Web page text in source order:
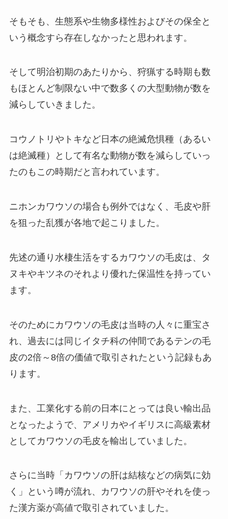
そもそも、生態系や生物多様性およびその保全と
いう概念すら存在しなかったと思われます。
そして明治初期のあたりから、狩猟する時期も数
もほとんど制限ない中で数多くの大型動物が数を
減らしていきました。
コウノトリやトキなど日本の絶滅危惧種（あるい
は絶滅種）として有名な動物が数を減らしていっ
たのもこの時期だと言われています。
ニホンカワウソの場合も例外ではなく、毛皮や肝
を狙った乱獲が各地で起こりました。
先述の通り水棲生活をするカワウソの毛皮は、タ
ヌキやキツネのそれより優れた保温性を持ってい
ます。
そのためにカワウソの毛皮は当時の人々に重宝さ
れ、過去には同じイタチ科の仲間であるテンの毛
皮の2倍～8倍の価値で取引されたという記録もあ
ります。
また、工業化する前の日本にとっては良い輸出品
となったようで、アメリカやイギリスに高級素材
としてカワウソの毛皮を輸出していました。
さらに当時「カワウソの肝は結核などの病気に効
く」という噂が流れ、カワウソの肝やそれを使っ
た漢方薬が高値で取引されていました。